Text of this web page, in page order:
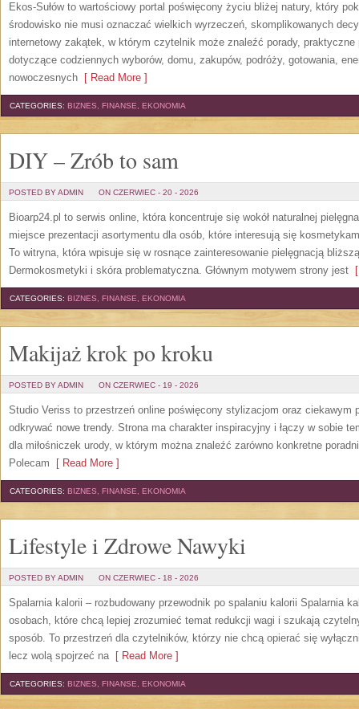
Ekos-Sułów to wartościowy portal poświęcony życiu bliżej natury, który
środowisko nie musi oznaczać wielkich wyrzeczeń, skomplikowanych
internetowy zakątek, w którym czytelnik może znaleźć porady,
dotyczące codziennych wyborów, domu, zakupów, podróży, gotowania,
nowoczesnych [ Read More ]
CATEGORIES: BIZNES, FINANSE, EKONOMIA
DIY – Zrób to sam
POSTED BY ADMIN ON CZERWIEC - 20 - 2026
Bioarp24.pl to serwis online, która koncentruje się wokół naturalnej
miejsce prezentacji asortymentu dla osób, które interesują się
To witryna, która wpisuje się w rosnące zainteresowanie pielęgnacją
Dermokosmetyki i skóra problematyczna. Głównym motywem strony jest
CATEGORIES: BIZNES, FINANSE, EKONOMIA
Makijaż krok po kroku
POSTED BY ADMIN ON CZERWIEC - 19 - 2026
Studio Veriss to przestrzeń online poświęcony stylizacjom oraz ciekawym
odkrywać nowe trendy. Strona ma charakter inspiracyjny i łączy w sobie
dla miłośniczek urody, w którym można znaleźć zarówno konkretne
Polecam [ Read More ]
CATEGORIES: BIZNES, FINANSE, EKONOMIA
Lifestyle i Zdrowe Nawyki
POSTED BY ADMIN ON CZERWIEC - 18 - 2026
Spalarnia kalorii – rozbudowany przewodnik po spalaniu kalorii Spalarnia
osobach, które chcą lepiej zrozumieć temat redukcji wagi i szukają
sposób. To przestrzeń dla czytelników, którzy nie chcą opierać się
lecz wolą spojrzeć na[ Read More ]
CATEGORIES: BIZNES, FINANSE, EKONOMIA